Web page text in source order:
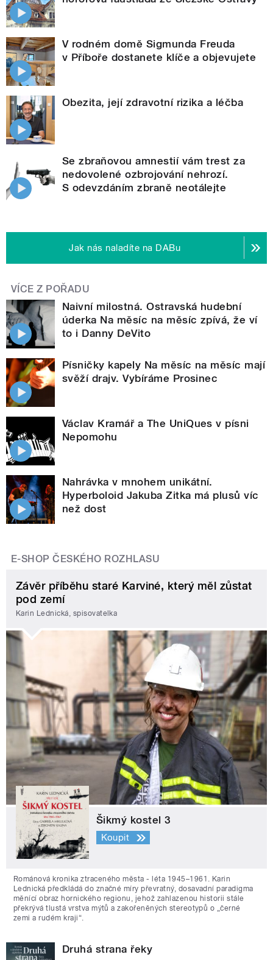
V rodném domě Sigmunda Freuda
v Příboře dostanete klíče a objevujete
Obezita, její zdravotní rizika a léčba
Se zbraňovou amnestií vám trest za
nedovolené ozbrojování nehrozí.
S odevzdáním zbraně neotálejte
Jak nás naladíte na DABu
VÍCE Z POŘADU
Naivní milostná. Ostravská hudební
úderka Na měsíc na měsíc zpívá, že ví
to i Danny DeVito
Písničky kapely Na měsíc na měsíc mají
svěží drajv. Vybíráme Prosinec
Václav Kramář a The UniQues v písni
Nepomohu
Nahrávka v mnohem unikátní.
Hyperboloid Jakuba Zitka má plusů víc
než dost
E-SHOP ČESKÉHO ROZHLASU
Závěr příběhu staré Karviné, který měl zůstat
pod zemí
Karin Lednická, spisovatelka
Šikmý kostel 3
Koupit
Románová kronika ztraceného města - léta 1945–1961. Karin
Lednická předkládá do značné míry převratný, dosavadní paradigma
měnící obraz hornického regionu, jehož zahlazenou historii stále
překrývá tlustá vrstva mýtů a zakořeněných stereotypů o „černé
zemi a rudém kraji“.
Druhá strana řeky